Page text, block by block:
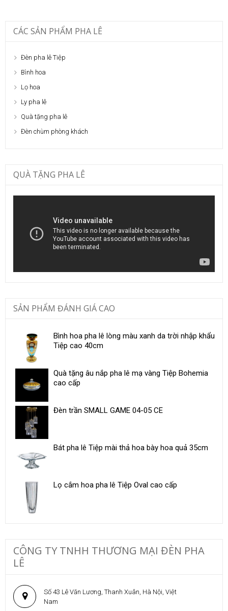
CÁC SẢN PHẨM PHA LÊ
Đèn pha lê Tiệp
Bình hoa
Lọ hoa
Ly pha lê
Quà tặng pha lê
Đèn chùm phòng khách
QUÀ TẶNG PHA LÊ
SẢN PHẨM ĐÁNH GIÁ CAO
Bình hoa pha lê lòng màu xanh da trời nhập khẩu
Tiệp cao 40cm
Quà tặng âu nắp pha lê mạ vàng Tiệp Bohemia
cao cấp
Đèn trần SMALL GAME 04-05 CE
Bát pha lê Tiệp mài thả hoa bày hoa quả 35cm
Lọ cắm hoa pha lê Tiệp Oval cao cấp
CÔNG TY TNHH THƯƠNG MẠI ĐÈN PHA
LÊ
Số 43 Lê Văn Lương, Thanh Xuân, Hà Nội, Việt
Nam